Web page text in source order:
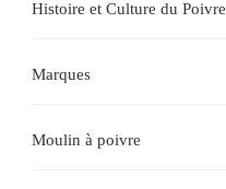
Histoire et Culture du Poivre
Marques
Moulin à poivre